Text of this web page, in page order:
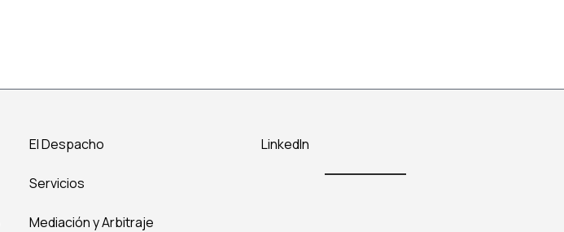
El Despacho
Servicios
Mediación y Arbitraje
LinkedIn